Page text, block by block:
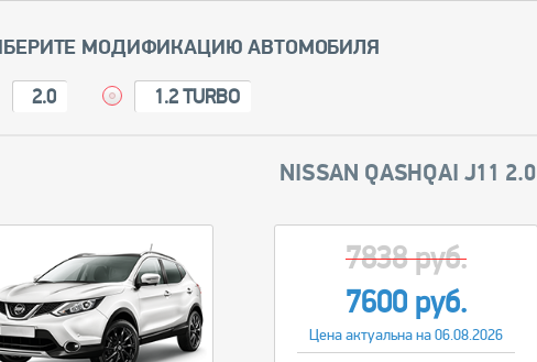
МОДИФИКАЦИЮ АВТОМОБИЛЯ
2.0 1.2 TURBO
NISSAN QASHQAI J11 2.0
7838 руб.
7600 руб.
Цена актуальна на 06.08.2026